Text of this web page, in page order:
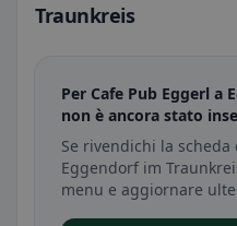
Traunkreis
Per Cafe Pub Eggerl a
non è ancora stato
Se rivendichi la scheda
Eggendorf im
menu e aggiornare